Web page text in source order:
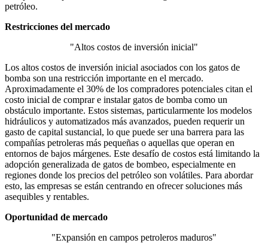
petróleo.
Restricciones del mercado
"Altos costos de inversión inicial"
Los altos costos de inversión inicial asociados con los gatos de
bomba son una restricción importante en el mercado.
Aproximadamente el 30% de los compradores potenciales citan el
costo inicial de comprar e instalar gatos de bomba como un
obstáculo importante. Estos sistemas, particularmente los modelos
hidráulicos y automatizados más avanzados, pueden requerir un
gasto de capital sustancial, lo que puede ser una barrera para las
compañías petroleras más pequeñas o aquellas que operan en
entornos de bajos márgenes. Este desafío de costos está limitando la
adopción generalizada de gatos de bombeo, especialmente en
regiones donde los precios del petróleo son volátiles. Para abordar
esto, las empresas se están centrando en ofrecer soluciones más
asequibles y rentables.
Oportunidad de mercado
"Expansión en campos petroleros maduros"